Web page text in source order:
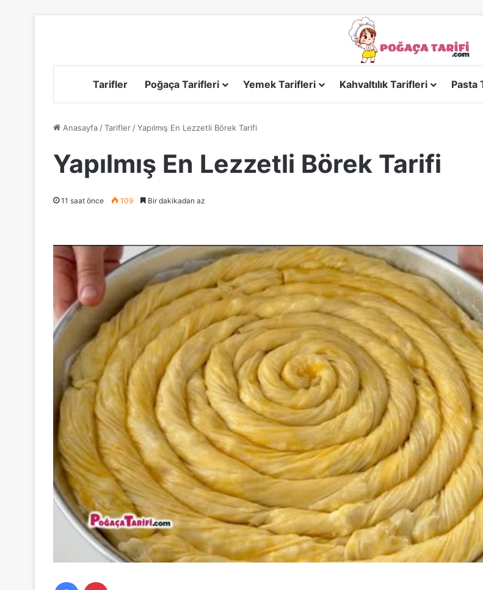
Tarifler Poğaça Tarifleri Yemek Tarifleri Kahvaltılık Tarifleri Pasta
Anasayfa /Tarifler /Yapılmış En Lezzetli Börek Tarifi
Yapılmış En Lezzetli Börek Tarifi
11 saat önce 109 Bir dakikadan az
Facebook